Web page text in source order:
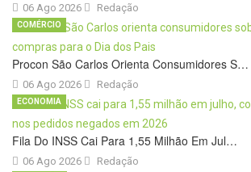
06 Ago 2026 Redação
Procon São Carlos Orienta Consumidores S…
06 Ago 2026
COMÉRCIO
Redação
Fila Do INSS Cai Para 1,55 Milhão Em Jul…
06 Ago 2026
ECONOMIA
Redação